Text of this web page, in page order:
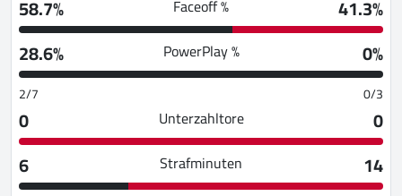
58.7%
Faceoff %
41.3%
28.6%
PowerPlay % 0%
2/7 0/3
0 Unterzahltore
0
6
Strafminuten
14